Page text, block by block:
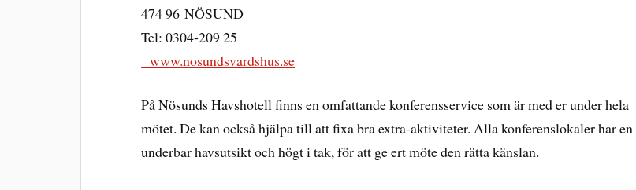
474 96 NÖSUND
Tel: 0304-209 25
www.nosundsvardshus.se
På Nösunds Havshotell finns en omfattande konferensservice som är med er under hela
mötet. De kan också hjälpa till att fixa bra extra-aktiviteter. Alla konferenslokaler har en
underbar havsutsikt och högt i tak, för att ge ert möte den rätta känslan.